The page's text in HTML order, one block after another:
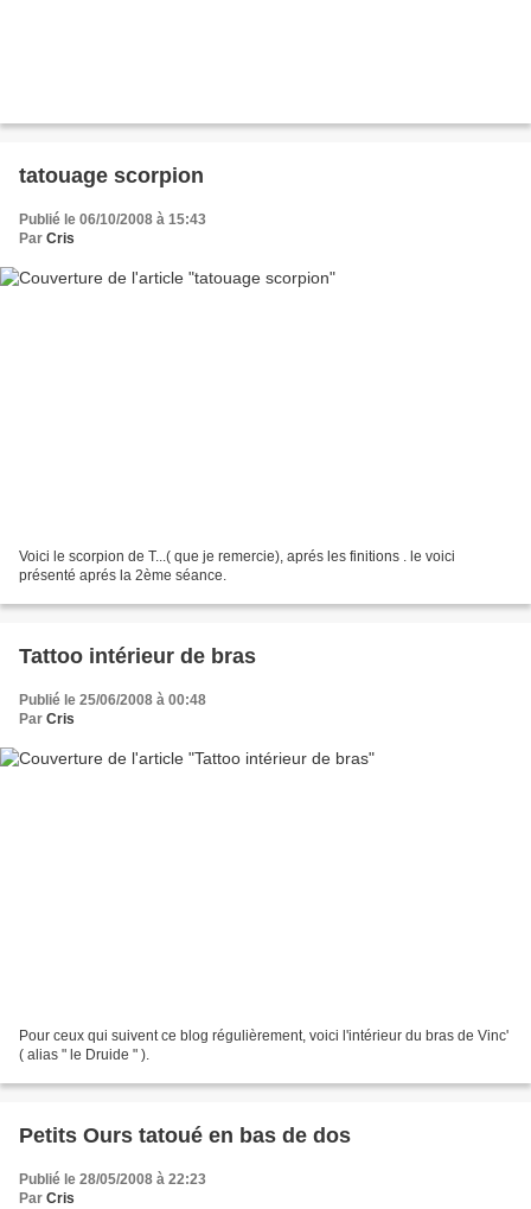
tatouage scorpion
Publié le 06/10/2008 à 15:43
Par Cris
Voici le scorpion de T...( que je remercie), aprés les finitions . le voici
présenté aprés la 2ème séance.
Tattoo intérieur de bras
Publié le 25/06/2008 à 00:48
Par Cris
Pour ceux qui suivent ce blog régulièrement, voici l'intérieur du bras de Vinc'
( alias " le Druide " ).
Petits Ours tatoué en bas de dos
Publié le 28/05/2008 à 22:23
Par Cris